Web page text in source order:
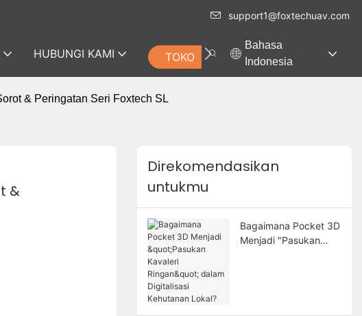
support1@foxtechuav.com
HUBUNGI KAMI TOKO
Bahasa
Indonesia
& Peringatan Seri Foxtech SL
&
Direkomendasikan
untukmu
Bagaimana Pocket 3D
Menjadi "Pasukan